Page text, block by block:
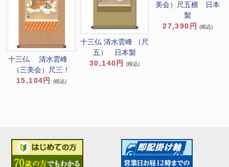
十三仏 清水雲峰
（三美会）尺三！
15,104円
(税込)
十三仏 清水雲峰 （尺
五） 日本製
30,140円
(税込)
美会）尺五横 日本
製
27,390円
(税込)